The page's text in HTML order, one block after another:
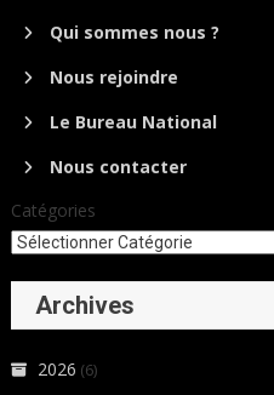
Qui sommes nous ?
Nous rejoindre
Le Bureau National
Nous contacter
Catégories
Archives
2026 (6)